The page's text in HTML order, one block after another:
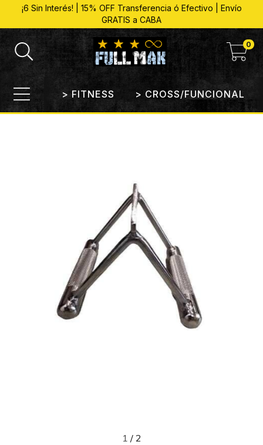
¡6 Sin Interés! | 15% OFF Transferencia ó Efectivo | Envío
GRATIS a CABA
0
> FITNESS > CROSS/FUNCIONAL
1 / 2